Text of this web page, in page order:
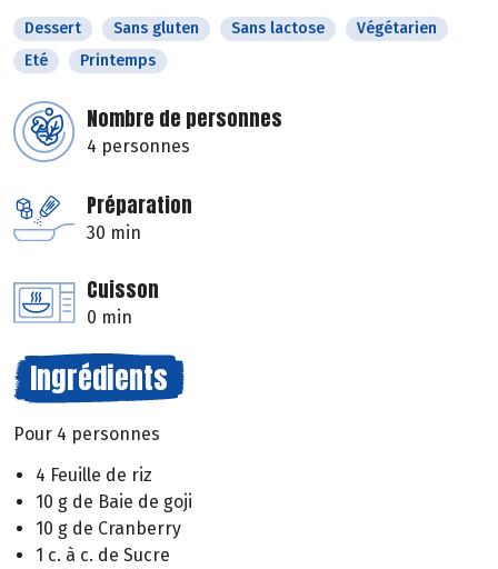
Dessert Sans gluten Sans lactose
Végétarien
Eté
Printemps
Nombre de personnes
4 personnes
Préparation
30 min
Cuisson
0 min
Ingrédients
Pour 4 personnes
4 Feuille de riz
10 g de Baie de goji
10 g de Cranberry
1 c. à c. de Sucre